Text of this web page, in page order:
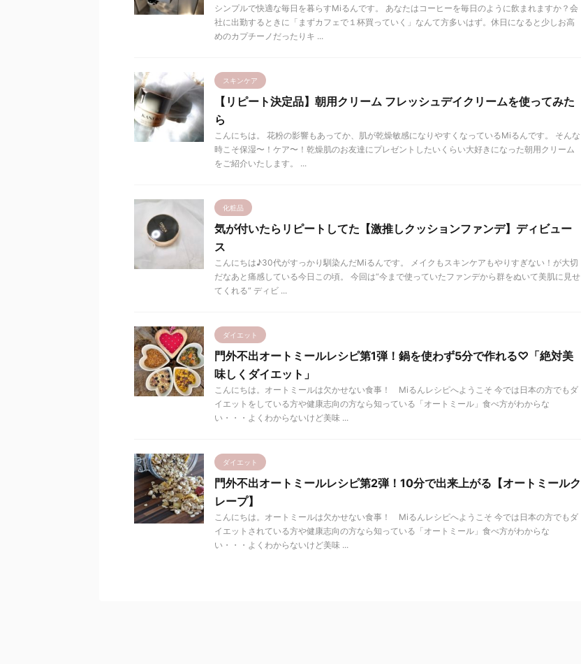
シンプルで快適な毎日を暮らすMiるんです。 あなたはコーヒーを毎日のように飲まれますか？会
社に出勤するときに「まずカフェで１杯買っていく」なんて方多いはず。休日になると少しお高
めのカプチーノだったりキ ...
スキンケア
【リピート決定品】朝用クリーム フレッシュデイクリームを使ってみた
ら
こんにちは。 花粉の影響もあってか、肌が乾燥敏感になりやすくなっているMiるんです。 そんな
時こそ保湿〜！ケア〜！乾燥肌のお友達にプレゼントしたいくらい大好きになった朝用クリーム
をご紹介いたします。 ...
化粧品
気が付いたらリピートしてた【激推しクッションファンデ】ディビュー
ス
こんにちは♪30代がすっかり馴染んだMiるんです。 メイクもスキンケアもやりすぎない！が大切
だなあと痛感している今日この頃。 今回は“今まで使っていたファンデから群をぬいて美肌に見せ
てくれる“ ディビ ...
ダイエット
門外不出オートミールレシピ第1弾！鍋を使わず5分で作れる♡「絶対美
味しくダイエット」
こんにちは。オートミールは欠かせない食事！ Miるんレシピへようこそ 今では日本の方でもダ
イエットをしている方や健康志向の方なら知っている「オートミール」食べ方がわからな
い・・・よくわからないけど美味 ...
ダイエット
門外不出オートミールレシピ第2弾！10分で出来上がる【オートミールク
レープ】
こんにちは。オートミールは欠かせない食事！ Miるんレシピへようこそ 今では日本の方でもダ
イエットされている方や健康志向の方なら知っている「オートミール」食べ方がわからな
い・・・よくわからないけど美味 ...